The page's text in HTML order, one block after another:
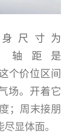
尺寸为
，轴距是
个价位区间
场。开着它
；周末接朋
显体面。